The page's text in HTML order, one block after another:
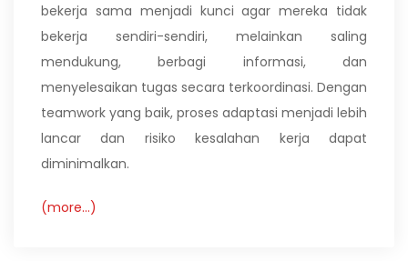
bekerja sama menjadi kunci agar mereka tidak
bekerja sendiri-sendiri, melainkan saling
mendukung, berbagi informasi, dan
menyelesaikan tugas secara terkoordinasi. Dengan
teamwork yang baik, proses adaptasi menjadi lebih
lancar dan risiko kesalahan kerja dapat
diminimalkan.
(more…)